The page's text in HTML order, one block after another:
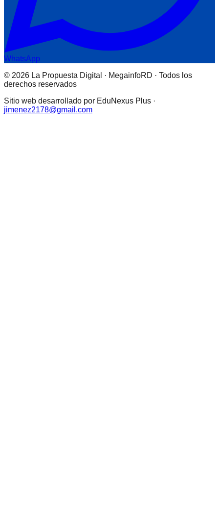
WhatsApp
© 2026 La Propuesta Digital · MegainfoRD · Todos los
derechos reservados
Sitio web desarrollado por EduNexus Plus ·
jimenez2178@gmail.com